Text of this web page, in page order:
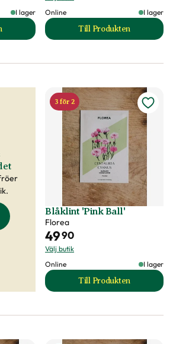
I lager
'Black Ball' produktsida
Online
I lager
Till Produkten
till Blåklint 'Blue
3 för 2
Blåklint 'Pink Ball'
Florea
4990
Välj butik
Online
I lager
Till Produkten
till Blåklint 'Pink